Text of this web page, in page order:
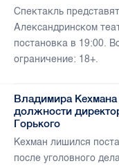
Спектакль
Александринском
постановка в 19:00.
ограничение: 18+.
Владимира Кехмана
должности
Горького
Кехман лишился
после уголовного